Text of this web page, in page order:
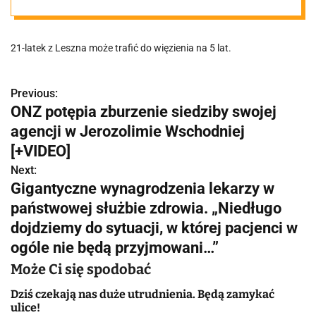
przestępstwa
21-latek z Leszna może trafić do więzienia na 5 lat.
N
a
w
i
g
a
c
j
a
Previous:
ONZ potępia zburzenie siedziby swojej
agencji w Jerozolimie Wschodniej
[+VIDEO]
Next:
Gigantyczne wynagrodzenia lekarzy w
państwowej służbie zdrowia. „Niedługo
dojdziemy do sytuacji, w której pacjenci w
ogóle nie będą przyjmowani…”
Może Ci się spodobać
Dziś czekają nas duże utrudnienia. Będą zamykać
ulice!